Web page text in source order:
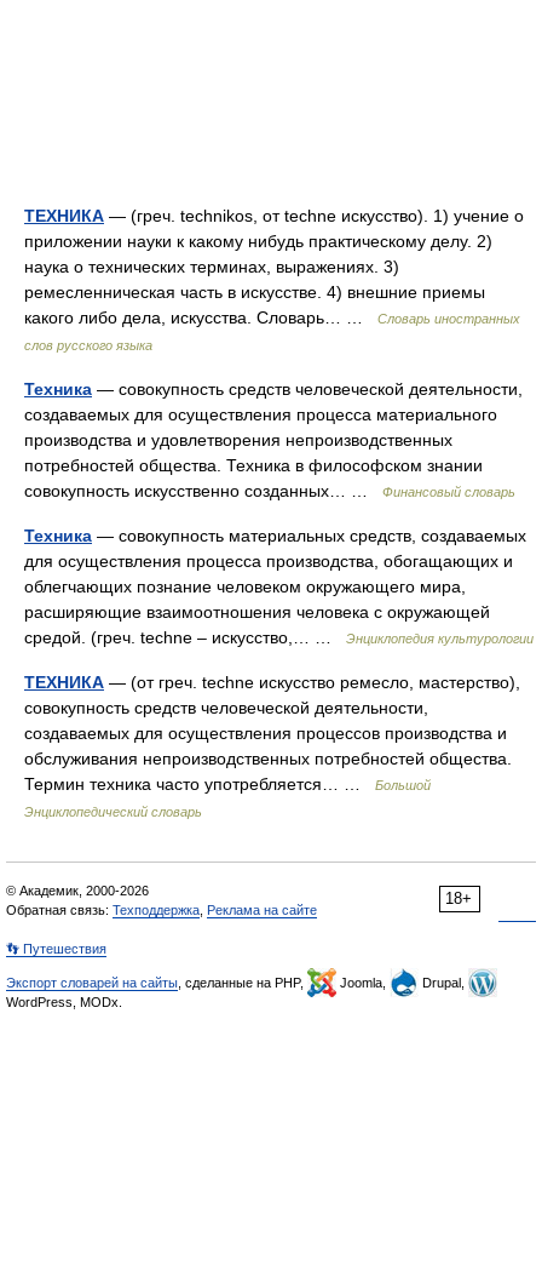
ТЕХНИКА — (греч. technikos, от techne искусство). 1) учение о
приложении науки к какому нибудь практическому делу. 2)
наука о технических терминах, выражениях. 3)
ремесленническая часть в искусстве. 4) внешние приемы
какого либо дела, искусства. Словарь… …
Словарь иностранных
слов русского языка
Техника — совокупность средств человеческой деятельности,
создаваемых для осуществления процесса материального
производства и удовлетворения непроизводственных
потребностей общества. Техника в философском знании
совокупность искусственно созданных… …
Финансовый словарь
Техника — совокупность материальных средств, создаваемых
для осуществления процесса производства, обогащающих и
облегчающих познание человеком окружающего мира,
расширяющие взаимоотношения человека с окружающей
средой. (греч. techne – искусство,… …
Энциклопедия культурологии
ТЕХНИКА — (от греч. techne искусство ремесло, мастерство),
совокупность средств человеческой деятельности,
создаваемых для осуществления процессов производства и
обслуживания непроизводственных потребностей общества.
Термин техника часто употребляется… …
Большой
Энциклопедический словарь
18+
© Академик, 2000-2026
Обратная связь: Техподдержка Реклама на сайте
👣 Путешествия
Экспорт словарей на сайты , сделанные на PHP, Joomla,
Drupal,
WordPress, MODx.